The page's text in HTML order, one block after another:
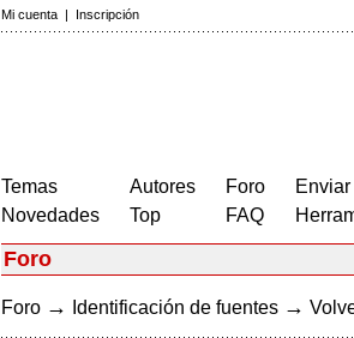
Mi cuenta | Inscripción
Temas
Novedades
Autores
Top
Foro
FAQ
Foro
Foro → Identificación de fuentes →